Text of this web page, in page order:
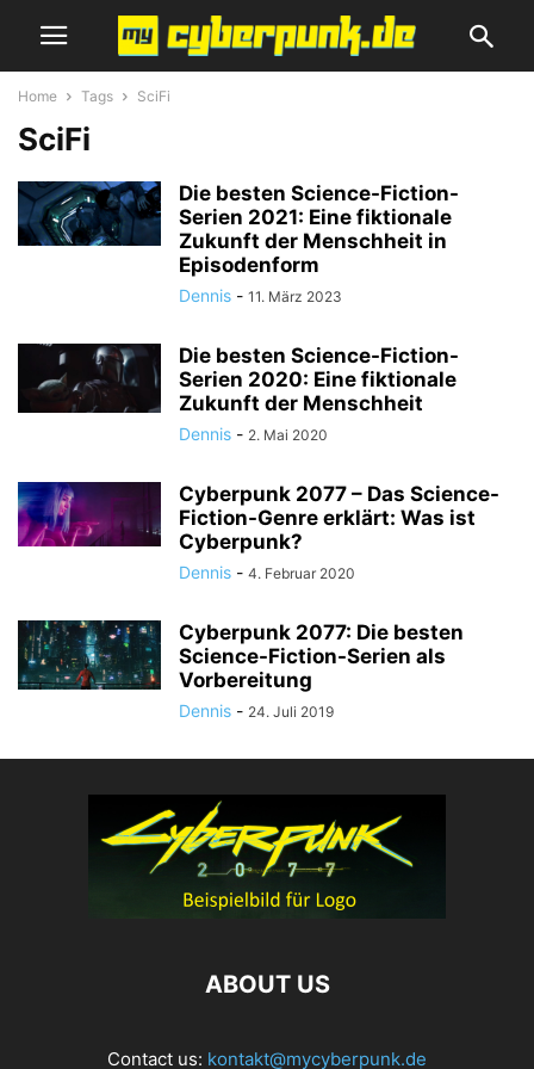
Home Tags SciFi
SciFi
Die besten Science-Fiction-
Serien 2021: Eine fiktionale
Zukunft der Menschheit in
Episodenform
Dennis - 11. März 2023
Die besten Science-Fiction-
Serien 2020: Eine fiktionale
Zukunft der Menschheit
Dennis - 2. Mai 2020
Cyberpunk 2077 – Das Science-
Fiction-Genre erklärt: Was ist
Cyberpunk?
Dennis - 4. Februar 2020
Cyberpunk 2077: Die besten
Science-Fiction-Serien als
Vorbereitung
Dennis - 24. Juli 2019
ABOUT US
Contact us: kontakt@mycyberpunk.de